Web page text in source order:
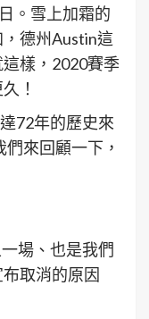
。雪上加霜的
德州Austin這
樣，2020賽季
！
72年的歷史來
來回顧一下，
場、也是我們
取消的原因